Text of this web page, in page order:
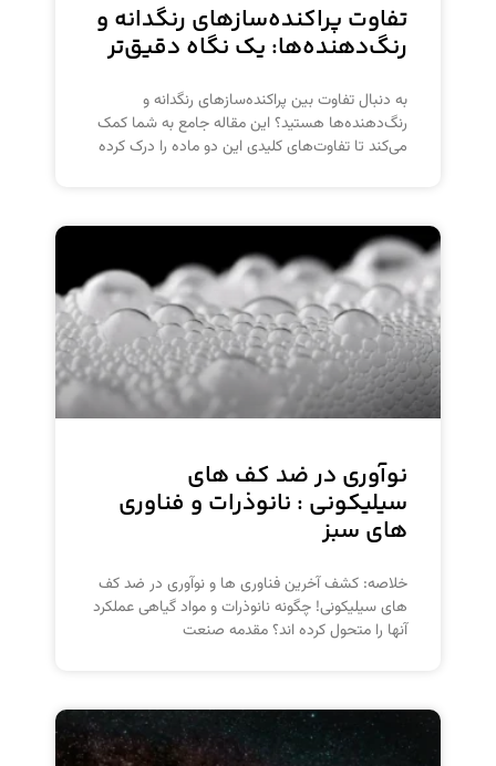
تفاوت پراکنده‌سازهای رنگدانه و
رنگ‌دهنده‌ها: یک نگاه دقیق‌تر
به دنبال تفاوت بین پراکنده‌سازهای رنگدانه و
رنگ‌دهنده‌ها هستید؟ این مقاله جامع به شما کمک
می‌کند تا تفاوت‌های کلیدی این دو ماده را درک کرده
نوآوری در ضد کف های
سیلیکونی : نانوذرات و فناوری
های سبز
خلاصه: کشف آخرین فناوری ها و نوآوری در ضد کف
های سیلیکونی! چگونه نانوذرات و مواد گیاهی عملکرد
آنها را متحول کرده اند؟ مقدمه صنعت